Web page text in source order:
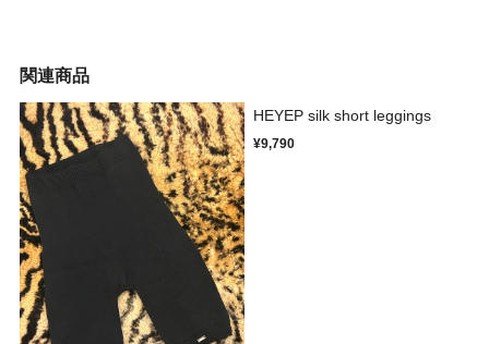
関連商品
HEYEP silk short leggings
¥9,790